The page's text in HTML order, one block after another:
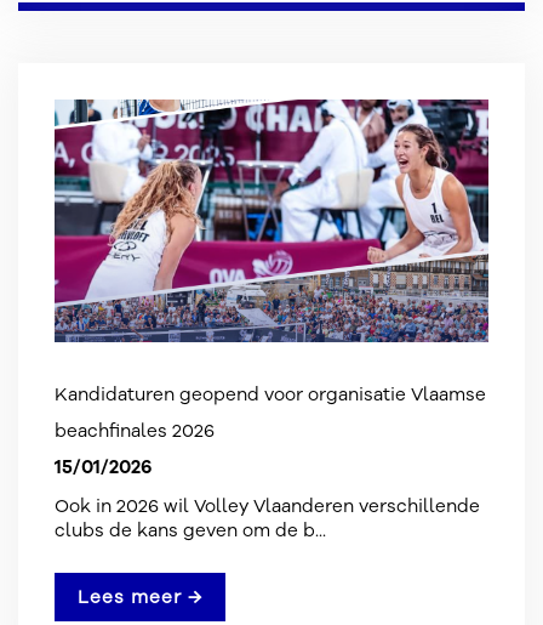
Kandidaturen geopend voor organisatie Vlaamse
beachfinales 2026
15/01/2026
Ook in 2026 wil Volley Vlaanderen verschillende
clubs de kans geven om de b...
Lees meer →